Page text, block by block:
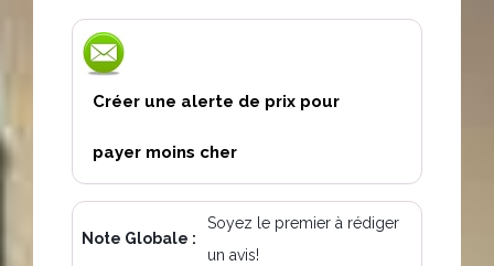
Créer une alerte de prix pour
payer moins cher
Note Globale :
Soyez le premier à rédiger
un avis!